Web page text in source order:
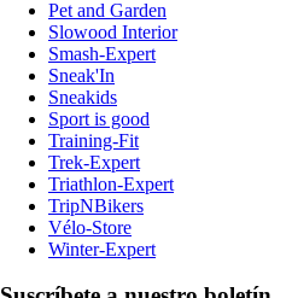
Pet and Garden
Slowood Interior
Smash-Expert
Sneak'In
Sneakids
Sport is good
Training-Fit
Trek-Expert
Triathlon-Expert
TripNBikers
Vélo-Store
Winter-Expert